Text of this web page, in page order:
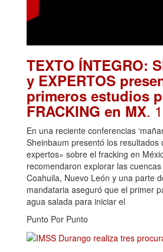
TEXTO ÍNTEGRO:
y EXPERTOS
primeros estudios
FRACKING en MX.
En una reciente conferencias
Sheinbaum presentó los resultados
expertos» sobre el fracking en
recomendaron explorar las
Coahuila, Nuevo León y una parte
mandataria aseguró que el primer
agua salada para iniciar el
Punto Por Punto